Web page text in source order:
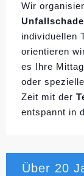
Wir
individuellen
orientieren
es Ihre
oder
Zeit mit der
entspannt in
Über 20